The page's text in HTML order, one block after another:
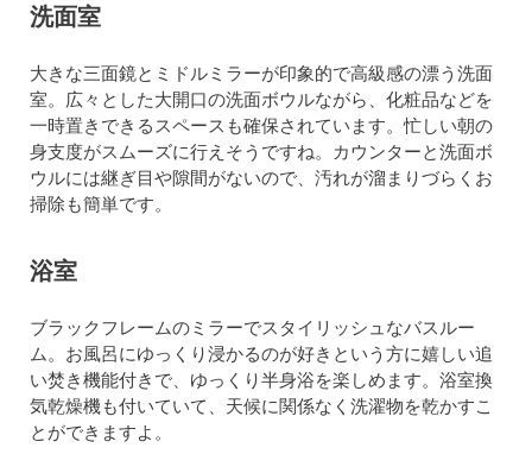
洗面室
大きな三面鏡とミドルミラーが印象的で高級感の漂う洗面
室。広々とした大開口の洗面ボウルながら、化粧品などを
一時置きできるスペースも確保されています。忙しい朝の
身支度がスムーズに行えそうですね。カウンターと洗面ボ
ウルには継ぎ目や隙間がないので、汚れが溜まりづらくお
掃除も簡単です。
浴室
ブラックフレームのミラーでスタイリッシュなバスルー
ム。お風呂にゆっくり浸かるのが好きという方に嬉しい追
い焚き機能付きで、ゆっくり半身浴を楽しめます。浴室換
気乾燥機も付いていて、天候に関係なく洗濯物を乾かすこ
とができますよ。